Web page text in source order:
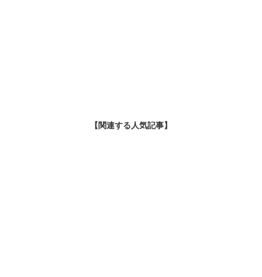
【関連する人気記事】